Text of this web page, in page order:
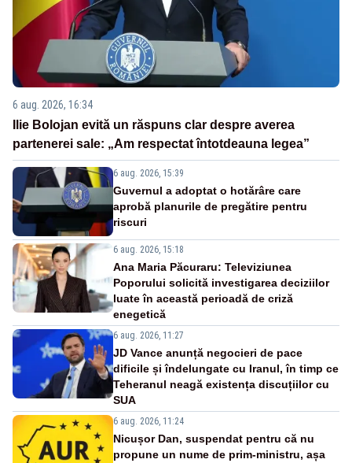
6 aug. 2026, 16:34
Ilie Bolojan evită un răspuns clar despre averea
partenerei sale: „Am respectat întotdeauna legea”
6 aug. 2026, 15:39
Guvernul a adoptat o hotărâre care
aprobă planurile de pregătire pentru
riscuri
6 aug. 2026, 15:18
Ana Maria Păcuraru: Televiziunea
Poporului solicită investigarea deciziilor
luate în această perioadă de criză
enegetică
6 aug. 2026, 11:27
JD Vance anunță negocieri de pace
dificile și îndelungate cu Iranul, în timp ce
Teheranul neagă existența discuțiilor cu
SUA
6 aug. 2026, 11:24
Nicușor Dan, suspendat pentru că nu
propune un nume de prim-ministru, așa